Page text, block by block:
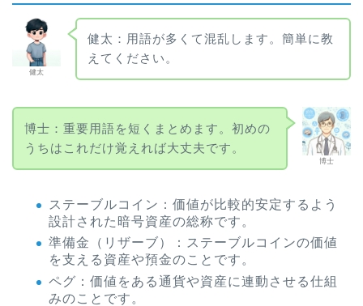
健太
健太：用語が多くて混乱します。簡単に教
えてください。
博士
博士：重要用語を短くまとめます。初めの
うちはこれだけ覚えれば大丈夫です。
ステーブルコイン：価値が比較的安定するよう
設計された暗号資産の総称です。
準備金（リザーブ）：ステーブルコインの価値
を支える資産や預金のことです。
ペグ：価値をある通貨や資産に連動させる仕組
みのことです。